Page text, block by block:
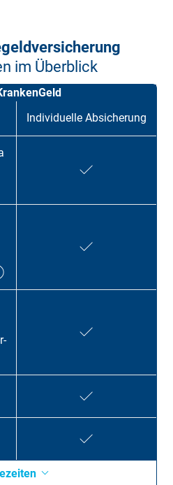
im Überblick
Individuelle Absicherung